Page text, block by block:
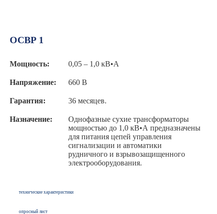
ОСВР 1
Мощность: 0,05 – 1,0 кВ•А
Напряжение: 660 В
Гарантия: 36 месяцев.
Назначение:
Однофазные сухие трансформаторы
мощностью до 1,0 кВ•А предназначены
для питания цепей управления
сигнализации и автоматики
рудничного и взрывозащищенного
электрооборудования.
технические характеристики
опросный лист